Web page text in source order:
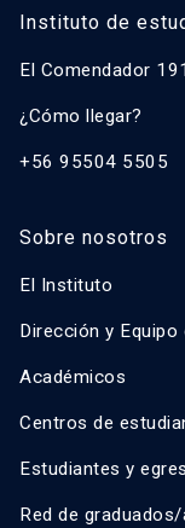
Instituto de
El Comendador
¿Cómo llegar?
+56 95504 5505
Sobre nosotros
El Instituto
Dirección y Equipo
Académicos
Centros de
Estudiantes y
Red de graduados/